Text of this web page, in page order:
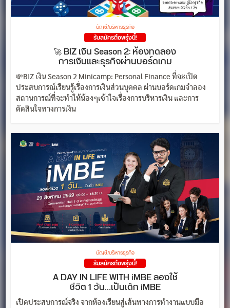
บัญชี/บริหารธุรกิจ
รับสมัครถึงพรุ่งนี้!
🚀 BIZ เงิน Season 2: ห้องทดลอง
การเงินและธุรกิจผ่านบอร์ดเกม
💸BIZ เงิน Season 2 Minicamp: Personal Finance ที่จะเปิด
ประสบการณ์เรียนรู้เรื่องการเงินส่วนบุคคล ผ่านบอร์ดเกมจำลอง
สถานการณ์ที่จะทำให้น้องๆเข้าใจเรื่องการบริหารเงิน และการ
ตัดสินใจทางการเงิน
บัญชี/บริหารธุรกิจ
รับสมัครถึงพรุ่งนี้!
A DAY IN LIFE WITH iMBE ลองใช้
ชีวิต 1 วัน…เป็นเด็ก iMBE
เปิดประสบการณ์จริง จากห้องเรียนสู่เส้นทางการทำงานแบบมือ